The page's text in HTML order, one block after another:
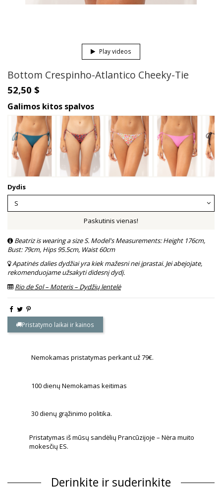
Play videos
Bottom Crespinho-Atlantico Cheeky-Tie
52,50 $
Galimos kitos spalvos
Dydis
Paskutinis vienas!
Beatriz is wearing a size S. Model's Measurements: Height 176cm,
Bust: 79cm, Hips 95.5cm, Waist 60cm
Apatinės dalies dydžiai yra kiek mažesni nei įprastai. Jei abejojate,
rekomenduojame užsakyti didesnį dydį.
Rio de Sol – Moteris – Dydžių lentelė
Pristatymo laikai ir kainos
Nemokamas pristatymas perkant už 79€.
100 dienų Nemokamas keitimas
30 dienų grąžinimo politika.
Pristatymas iš mūsų sandėlių Prancūzijoje – Nėra muito
mokesčių ES.
Derinkite ir suderinkite